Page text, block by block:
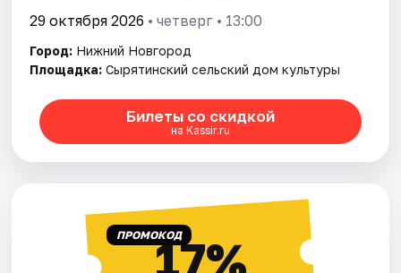
29 октября 2026 • четверг • 13:00
Город: Нижний Новгород
Площадка: Сырятинский сельский дом культуры
Билеты со скидкой
на Kassir.ru
ПРОМОКОД17%